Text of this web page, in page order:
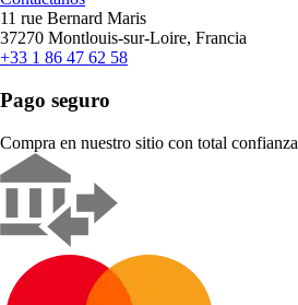
11 rue Bernard Maris
37270 Montlouis-sur-Loire, Francia
+33 1 86 47 62 58
Pago seguro
Compra en nuestro sitio con total confianza